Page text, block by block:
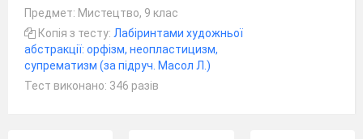
Предмет: Мистецтво, 9 клас
Копія з тесту: Лабіринтами художньої
абстракції: орфізм, неопластицизм,
супрематизм (за підруч. Масол Л.)
Тест виконано: 346 разів